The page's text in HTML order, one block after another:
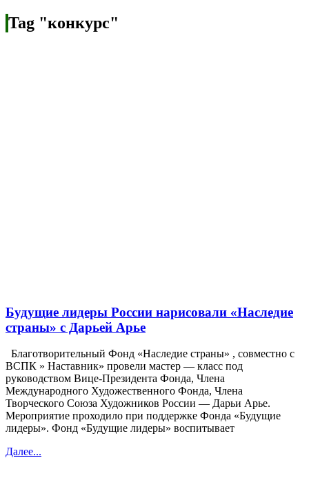
Tag "конкурс"
Будущие лидеры России нарисовали «Наследие
страны» с Дарьей Арье
Благотворительный Фонд «Наследие страны» , совместно с
ВСПК » Наставник» провели мастер — класс под
руководством Вице-Президента Фонда, Члена
Международного Художественного Фонда, Члена
Творческого Союза Художников России — Дарьи Арье.
Мероприятие проходило при поддержке Фонда «Будущие
лидеры». Фонд «Будущие лидеры» воспитывает
Далее...